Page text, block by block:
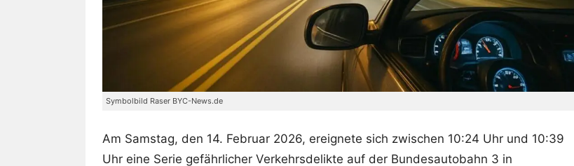
Symbolbild Raser BYC-News.de
Am Samstag, den 14. Februar 2026, ereignete sich zwischen 10:24 Uhr und 10:39
Uhr eine Serie gefährlicher Verkehrsdelikte auf der Bundesautobahn 3 in